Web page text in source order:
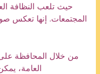
حيث تلعب النظافة
المجتمعات. إنها تعكس
من خلال المحافظة على
العامة،